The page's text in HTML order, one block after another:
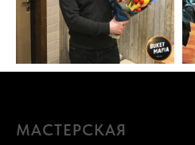
МАСТЕРСКАЯ